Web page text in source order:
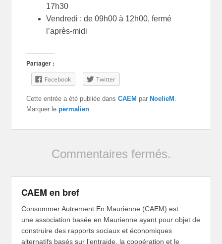
17h30
Vendredi : de 09h00 à 12h00, fermé
l’après-midi
Partager :
Facebook Twitter
Cette entrée a été publiée dansCAEM par NoelieM
Marquer lepermalien
Commentaires fermés.
CAEM en bref
Consommer Autrement En Maurienne (CAEM) est
une association basée en Maurienne ayant pour objet de
construire des rapports sociaux et économiques
alternatifs basés sur l’entraide, la coopération et le